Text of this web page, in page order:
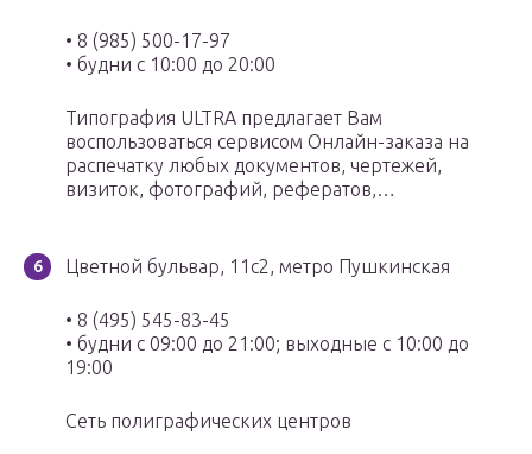
• 8 (985) 500-17-97
• будни с 10:00 до 20:00
Типография ULTRA предлагает Вам
воспользоваться сервисом Онлайн-заказа на
распечатку любых документов, чертежей,
визиток, фотографий, рефератов,…
Цветной бульвар, 11с2, метро Пушкинская
• 8 (495) 545-83-45
• будни с 09:00 до 21:00; выходные с 10:00 до
19:00
Сеть полиграфических центров